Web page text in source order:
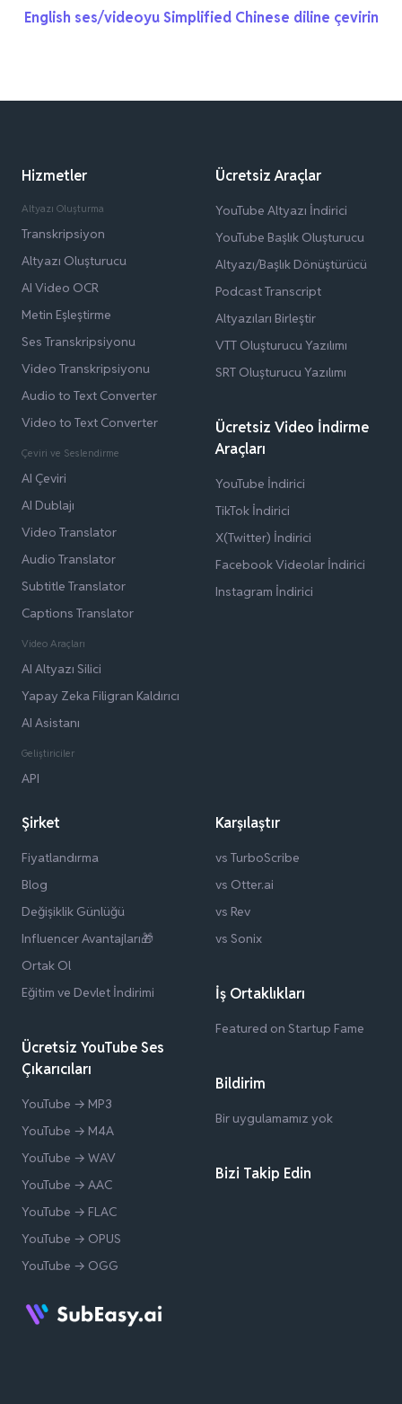
English ses/videoyu Simplified Chinese diline çevirin
Hizmetler
Altyazı Oluşturma
Transkripsiyon
Altyazı Oluşturucu
AI Video OCR
Metin Eşleştirme
Ses Transkripsiyonu
Video Transkripsiyonu
Audio to Text Converter
Video to Text Converter
Çeviri ve Seslendirme
AI Çeviri
AI Dublajı
Video Translator
Audio Translator
Subtitle Translator
Captions Translator
Video Araçları
AI Altyazı Silici
Yapay Zeka Filigran Kaldırıcı
AI Asistanı
Geliştiriciler
API
Ücretsiz Araçlar
YouTube Altyazı İndirici
YouTube Başlık Oluşturucu
Altyazı/Başlık Dönüştürücü
Podcast Transcript
Altyazıları Birleştir
VTT Oluşturucu Yazılımı
SRT Oluşturucu Yazılımı
Ücretsiz Video İndirme
Araçları
YouTube İndirici
TikTok İndirici
X(Twitter) İndirici
Facebook Videolar İndirici
Instagram İndirici
Şirket
Fiyatlandırma
Blog
Değişiklik Günlüğü
Influencer Avantajları🎁
Ortak Ol
Eğitim ve Devlet İndirimi
Ücretsiz YouTube Ses
Çıkarıcıları
YouTube → MP3
YouTube → M4A
YouTube → WAV
YouTube → AAC
YouTube → FLAC
YouTube → OPUS
YouTube → OGG
Karşılaştır
vs TurboScribe
vs Otter.ai
vs Rev
vs Sonix
İş Ortaklıkları
Featured on Startup Fame
Bildirim
Bir uygulamamız yok
Bizi Takip Edin